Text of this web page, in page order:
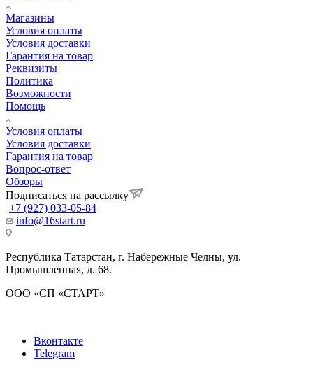
Магазины
Условия оплаты
Условия доставки
Гарантия на товар
Реквизиты
Политика
Возможности
Помощь
Условия оплаты
Условия доставки
Гарантия на товар
Вопрос-ответ
Обзоры
Подписаться на рассылку
+7 (927) 033-05-84
info@16start.ru
Республика Татарстан, г. Набережные Челны, ул.
Промышленная, д. 68.
ООО «СП «СТАРТ»
Вконтакте
Telegram